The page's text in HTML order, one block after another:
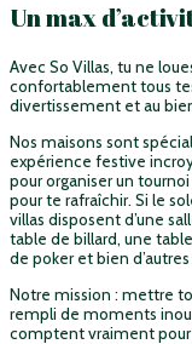
Un max
Avec So Villas, tu ne
confortablement tous
divertissement et au
Nos maisons sont
expérience festive
pour organiser un
pour te rafraîchir. Si le
villas disposent d’une
table de billard, une
de poker et bien
Notre mission : mettre
rempli de moments
comptent vraiment pour